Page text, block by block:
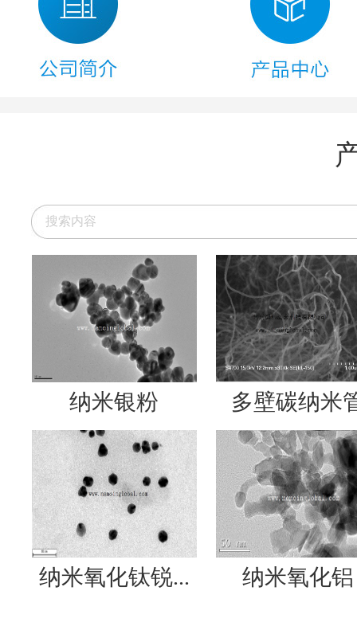
纳米银粉 多壁碳纳米
纳米氧化钛锐... 纳米氧化铝